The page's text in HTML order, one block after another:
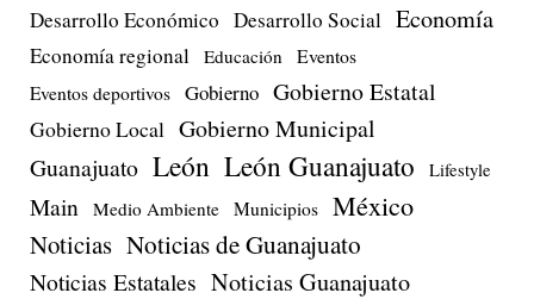
Desarrollo Económico Desarrollo Social Economía
Economía regional Educación Eventos
Eventos deportivos Gobierno Gobierno Estatal
Gobierno Local Gobierno Municipal
Guanajuato León León Guanajuato Lifestyle
Main Medio Ambiente Municipios México
Noticias Noticias de Guanajuato
Noticias Estatales Noticias Guanajuato